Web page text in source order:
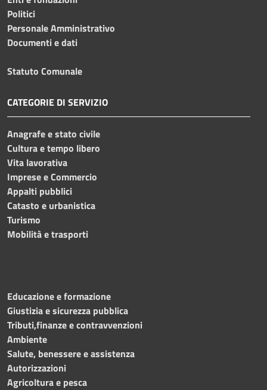
Politici
Personale Amministrativo
Documenti e dati
Statuto Comunale
CATEGORIE DI SERVIZIO
Anagrafe e stato civile
Cultura e tempo libero
Vita lavorativa
Imprese e Commercio
Appalti pubblici
Catasto e urbanistica
Turismo
Mobilità e trasporti
Educazione e formazione
Giustizia e sicurezza pubblica
Tributi,finanze e contravvenzioni
Ambiente
Salute, benessere e assistenza
Autorizzazioni
Agricoltura e pesca